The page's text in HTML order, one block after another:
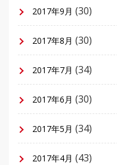
2017年9月 (30)
2017年8月 (30)
2017年7月 (34)
2017年6月 (30)
2017年5月 (34)
2017年4月 (43)